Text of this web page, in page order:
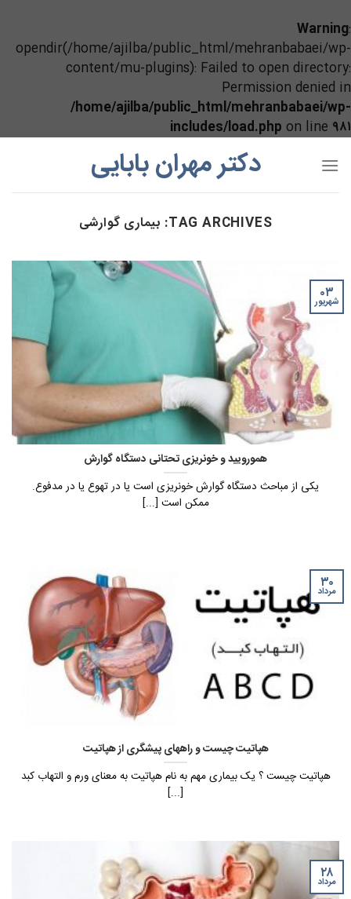
Warning:
opendir(/home/ajilba/public_html/mehranbabaei/wp-
content/mu-plugins): Failed to open directory:
Permission denied in
/home/ajilba/public_html/mehranbabaei/wp-
includes/load.php on line ۹۸۱
دکتر مهران بابایی
TAG ARCHIVES: بیماری گوارشی
هموروييد و خونريزی تحتانی دستگاه گوارش
یکی از مباحث دستگاه گوارش خونریزی است یا در تهوع یا در مدفوع.
ممکن است [...]
۰۳
شهریور
هپاتیت چیست و راههای پیشگری از هپاتیت
هپاتیت چیست ؟ یک بیماری مهم به نام هپاتیت به معنای ورم و التهاب کبد
[...]
۳۰
مرداد
۲۸
مرداد